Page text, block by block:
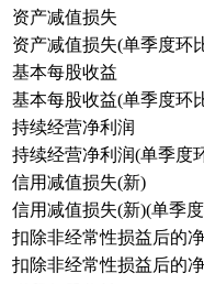
资产减值损失
资产减值损失(单季度环
基本每股收益
基本每股收益(单季度环
持续经营净利润
持续经营净利润(单季度
信用减值损失(新)
信用减值损失(新)(单季
扣除非经常性损益后的
扣除非经常性损益后的